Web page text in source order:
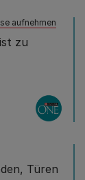
aufnehmen
zu
Türen